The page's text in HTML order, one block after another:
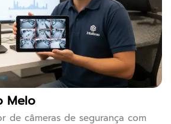
Melo
de câmeras de segurança com